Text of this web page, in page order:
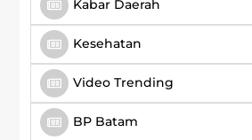
Kabar Daerah
Kesehatan
Video Trending
BP Batam